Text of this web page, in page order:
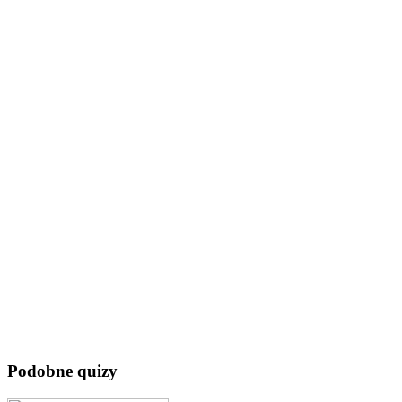
Podobne quizy